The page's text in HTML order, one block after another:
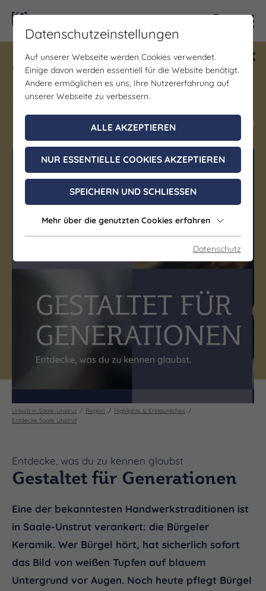
Gewinne ein Blind Date mit Saale-
Unstrut! Teilnahme vom 1.7. - 18.12.
möglich.
Jetzt mitmachen
Urlaub in Saale-Unstrut Region
Highlights & Erstaunliches
Entdecke Saale Unstrut
Entdecke, was du zu kennen glaubst
Gestaltet für Generationen
Eine der bekanntesten Handwerkstraditionen ist
in Saale-Unstrut verankert: die Bürgeler
Keramik. Wer Bürgel hört, hat sicherlich sofort
das Bild von weißen Tupfen auf blauem
Untergrund vor Augen. Noch heute pflegt Bürgel
Datenschutzeinstellungen
Auf unserer Webseite werden Cookies verwendet.
Einige davon werden essentiell für die Website benötigt.
Andere ermöglichen es uns, Ihre Nutzererfahrung auf
unserer Webseite zu verbessern.
ALLE AKZEPTIEREN
NUR ESSENTIELLE COOKIES AKZEPTIEREN
SPEICHERN UND SCHLIESSEN
Mehr über die genutzten Cookies erfahren
Datenschutz